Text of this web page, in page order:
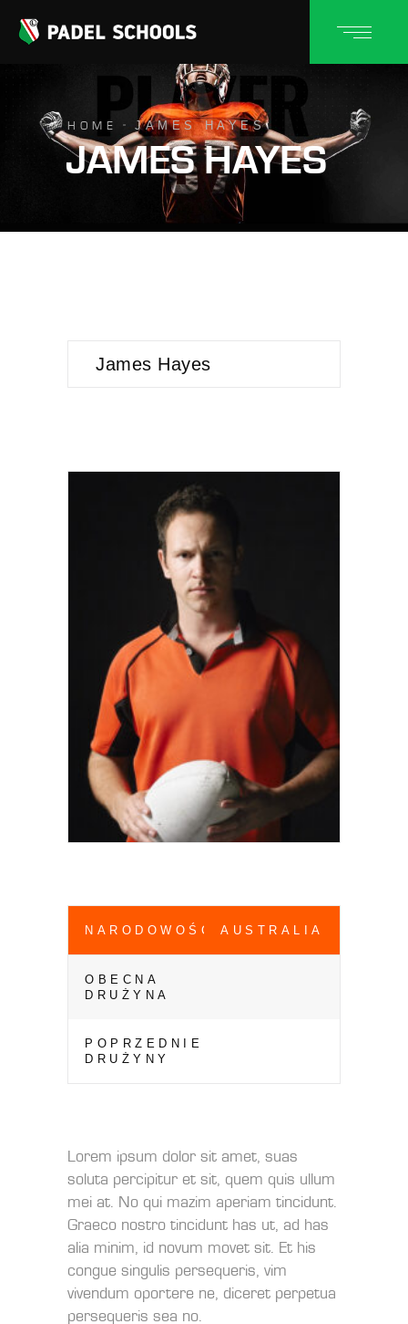
HOME JAMES HAYES
JAMES HAYES
NARODOWOŚĆ AUSTRALIA
OBECNA
DRUŻYNA
POPRZEDNIE
DRUŻYNY
Lorem ipsum dolor sit amet, suas
soluta percipitur et sit, quem quis ullum
mei at. No qui mazim aperiam tincidunt.
Graeco nostro tincidunt has ut, ad has
alia minim, id novum movet sit. Et his
congue singulis persequeris, vim
vivendum oportere ne, diceret perpetua
persequeris sea no.